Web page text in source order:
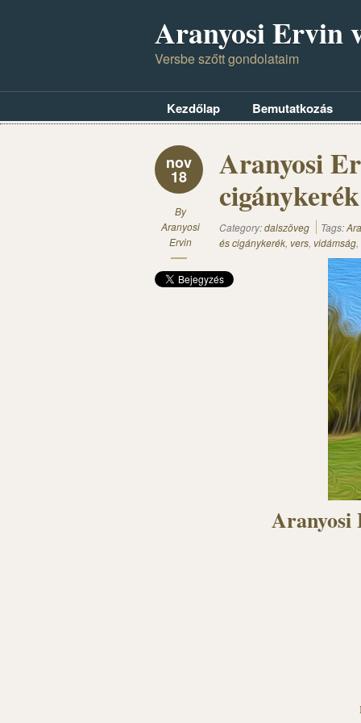
Aranyosi Ervin
Versbe szőtt gondolataim
Kezdőlap Bemutatkozás
nov
18
By
Aranyosi
Ervin
Aranyosi
cigánykerék
Category:dalszöveg Tags:
és cigánykerék, vers, vidámság,
Aranyosi